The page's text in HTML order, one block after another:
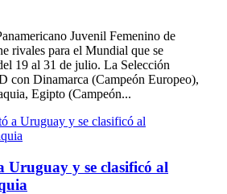
Juvenil Femenino de
rivales para el Mundial que se
19 al 31 de julio. La Selección
con Dinamarca (Campeón Europeo),
Egipto (Campeón...
Uruguay y se clasificó al